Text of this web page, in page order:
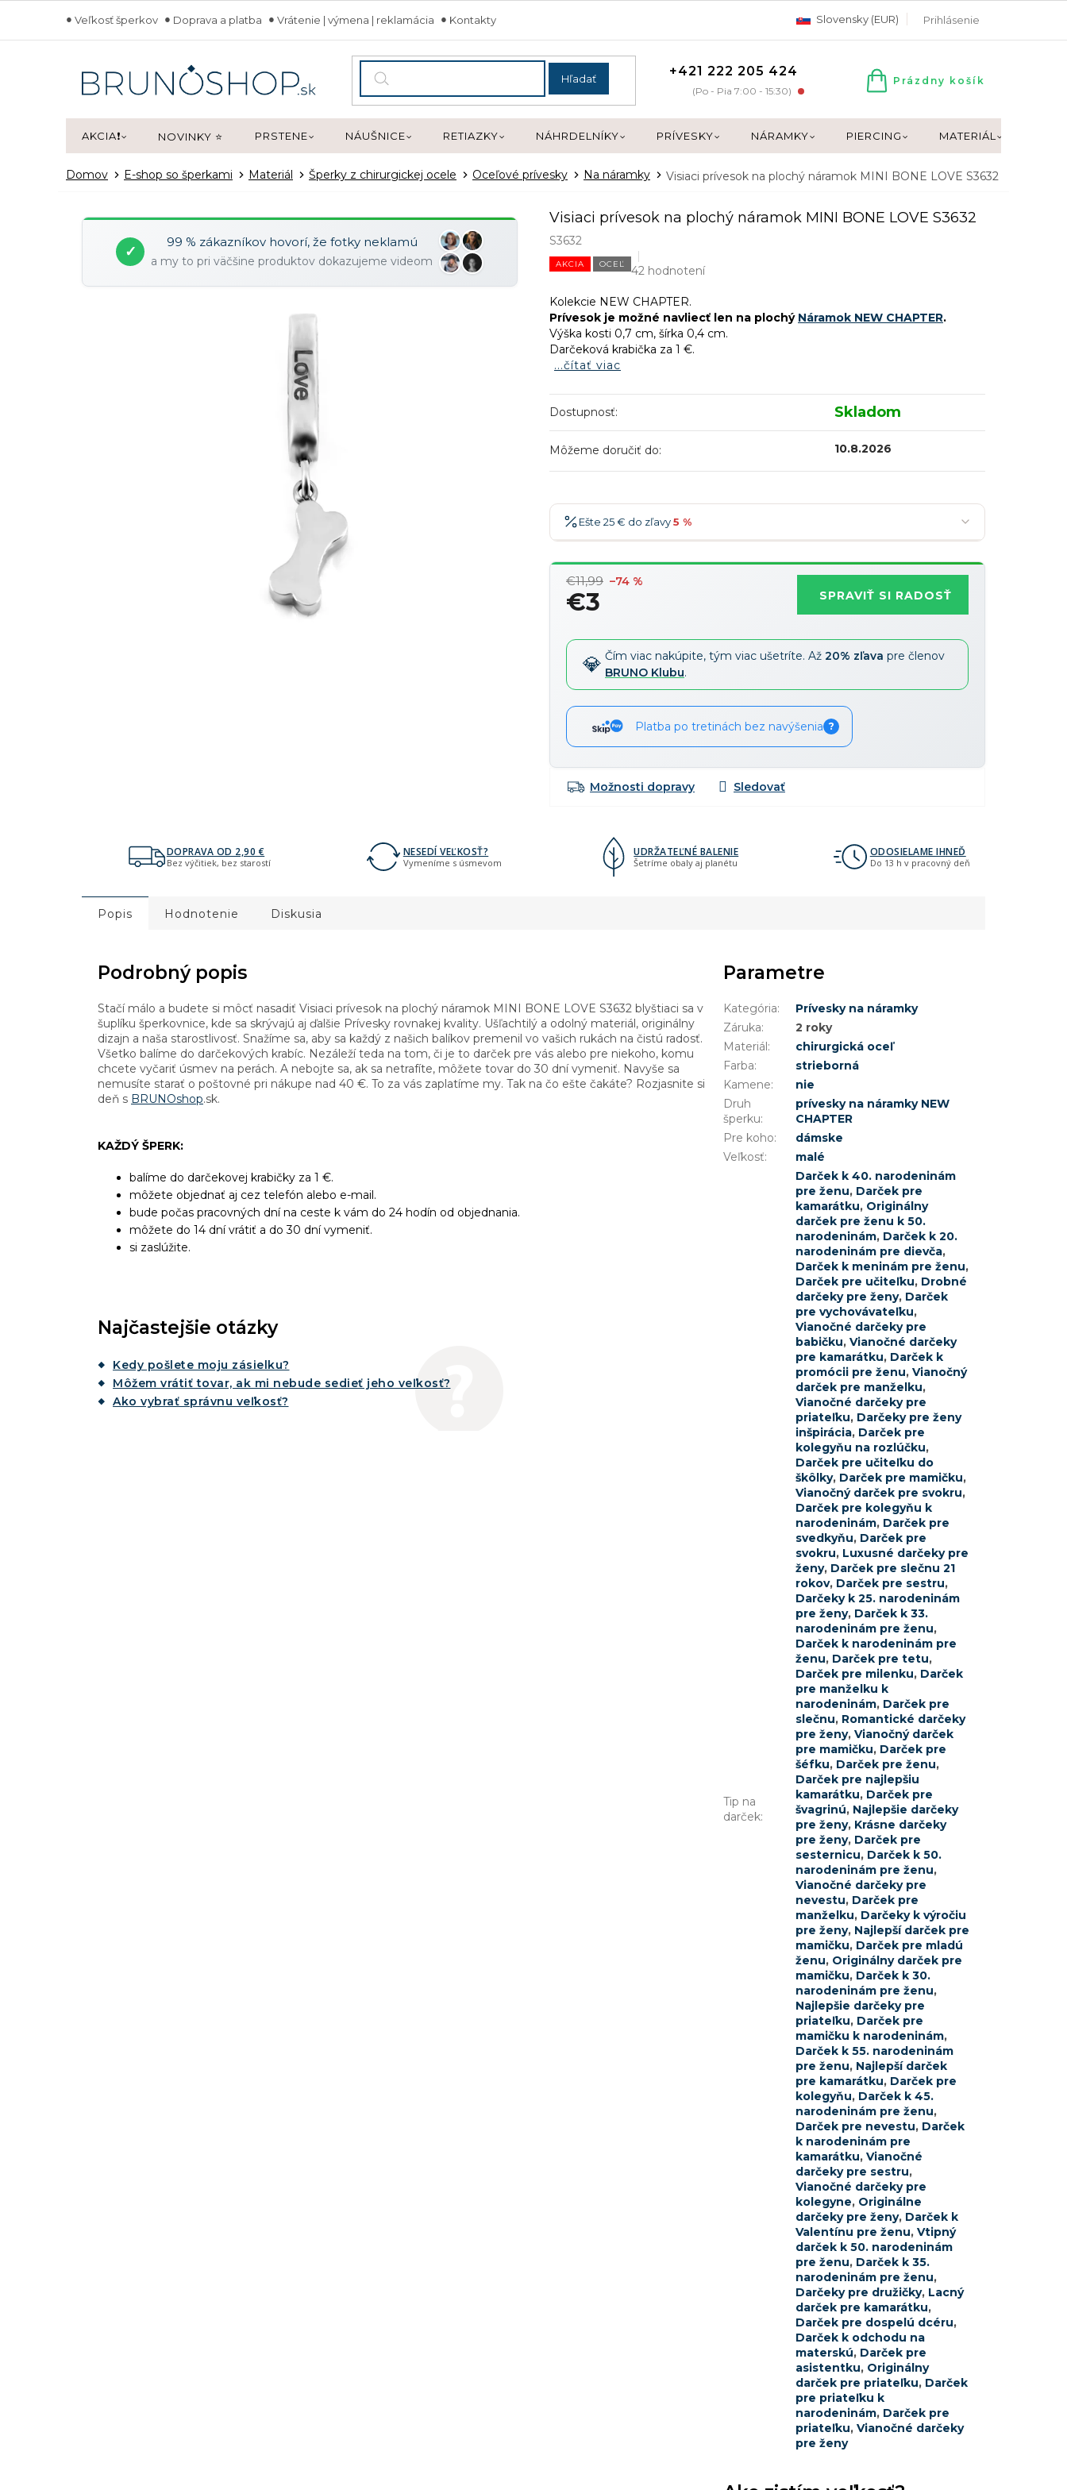
obsah
Veľkosť šperkov Doprava a platba Vrátenie | výmena | reklamácia Kontakty Slovensky (EUR) Prihlásenie
Hľadať +421 222 205 424
(Po - Pia 7:00 - 15:30)
NÁKUPNÝ
Prázdny košík
AKCIA❗ NOVINKY ⭐ PRSTENE NÁUŠNICE RETIAZKY NÁHRDELNÍKY PRÍVESKY NÁRAMKY PIERCING MATERIÁL
Domov E-shop so šperkami Materiál Šperky z chirurgickej ocele Oceľové prívesky Na náramky Visiaci prívesok na plochý náramok MINI BONE LOVE S3632
✓
99 % zákazníkov hovorí, že fotky neklamú
a my to pri väčšine produktov dokazujeme videom
Visiaci prívesok na plochý náramok MINI BONE LOVE S3632
S3632
AKCIA OCEĽ 42 hodnotení
Kolekcie NEW CHAPTER.
Prívesok je možné navliecť len na plochý Náramok NEW CHAPTER.
Výška kosti 0,7 cm, šírka 0,4 cm.
Darčeková krabička za 1 €.
...čítať viac
Dostupnosť: Skladom
Môžeme doručiť do: 10.8.2026
Ešte 25 € do zľavy5 %
36 € →-7 %
Najobľúbenejšia
€11,99 –74 %
€3
cena:
SPRAVIŤ SI RADOSŤ
Čím viac nakúpite, tým viac ušetríte. Až 20% zľava pre členov
BRUNO Klubu.
Platba po tretinách bez navýšenia ?
Možnosti dopravy
DOPRAVA OD 2,90 €
Bez výčitiek, bez starostí
NESEDÍ VEĽKOSŤ?
Vymeníme s úsmevom
UDRŽATEĽNÉ BALENIE
Šetríme obaly aj planétu
ODOSIELAME IHNEĎ
Do 13 h v pracovný deň
Popis Hodnotenie Diskusia
Podrobný popis
Stačí málo a budete si môcť nasadiť Visiaci prívesok na plochý náramok MINI BONE LOVE S3632 blyštiaci sa v
šuplíku šperkovnice, kde sa skrývajú aj ďalšie Prívesky rovnakej kvality. Ušľachtilý a odolný materiál, originálny
dizajn a naša starostlivosť. Snažíme sa, aby sa každý z našich balíkov premenil vo vašich rukách na čistú radosť.
Všetko balíme do darčekových krabíc. Nezáleží teda na tom, či je to darček pre vás alebo pre niekoho, komu
chcete vyčariť úsmev na perách. A nebojte sa, ak sa netrafíte, môžete tovar do 30 dní vymeniť. Navyše sa
nemusíte starať o poštovné pri nákupe nad 40 €. To za vás zaplatíme my. Tak na čo ešte čakáte? Rozjasnite si
deň s BRUNOshop.sk.
KAŽDÝ ŠPERK:
balíme do darčekovej krabičky za 1 €.
môžete objednať aj cez telefón alebo e-mail.
bude počas pracovných dní na ceste k vám do 24 hodín od objednania.
môžete do 14 dní vrátiť a do 30 dní vymeniť.
si zaslúžite.
Najčastejšie otázky
Kedy pošlete moju zásielku?
Môžem vrátiť tovar, ak mi nebude sedieť jeho veľkosť?
Ako vybrať správnu veľkosť?
Parametre
Kategória:
Prívesky na náramky
Záruka:
2 roky
Materiál:
chirurgická oceľ
Farba:
strieborná
Kamene:
nie
Druh
šperku:
prívesky na náramky NEW
CHAPTER
Pre koho:
dámske
Veľkosť: malé
Tip na
darček:
Darček k 40. narodeninám
pre ženu, Darček pre
kamarátku, Originálny
darček pre ženu k 50.
narodeninám, Darček k 20.
narodeninám pre dievča,
Darček k meninám pre ženu,
Darček pre učiteľku, Drobné
darčeky pre ženy, Darček
pre vychovávateľku,
Vianočné darčeky pre
babičku, Vianočné darčeky
pre kamarátku, Darček k
promócii pre ženu, Vianočný
darček pre manželku,
Vianočné darčeky pre
priateľku, Darčeky pre ženy
inšpirácia, Darček pre
kolegyňu na rozlúčku,
Darček pre učiteľku do
škôlky, Darček pre mamičku,
Vianočný darček pre svokru,
Darček pre kolegyňu k
narodeninám, Darček pre
svedkyňu, Darček pre
svokru, Luxusné darčeky pre
ženy, Darček pre slečnu 21
rokov, Darček pre sestru,
Darčeky k 25. narodeninám
pre ženy, Darček k 33.
narodeninám pre ženu,
Darček k narodeninám pre
ženu, Darček pre tetu,
Darček pre milenku, Darček
pre manželku k
narodeninám, Darček pre
slečnu, Romantické darčeky
pre ženy, Vianočný darček
pre mamičku, Darček pre
šéfku, Darček pre ženu,
Darček pre najlepšiu
kamarátku, Darček pre
švagrinú, Najlepšie darčeky
pre ženy, Krásne darčeky
pre ženy, Darček pre
sesternicu, Darček k 50.
narodeninám pre ženu,
Vianočné darčeky pre
nevestu, Darček pre
manželku, Darčeky k výročiu
pre ženy, Najlepší darček pre
mamičku, Darček pre mladú
ženu, Originálny darček pre
mamičku, Darček k 30.
narodeninám pre ženu,
Najlepšie darčeky pre
priateľku, Darček pre
mamičku k narodeninám,
Darček k 55. narodeninám
pre ženu, Najlepší darček
pre kamarátku, Darček pre
kolegyňu, Darček k 45.
narodeninám pre ženu,
Darček pre nevestu, Darček
k narodeninám pre
kamarátku, Vianočné
darčeky pre sestru,
Vianočné darčeky pre
kolegyne, Originálne
darčeky pre ženy, Darček k
Valentínu pre ženu, Vtipný
darček k 50. narodeninám
pre ženu, Darček k 35.
narodeninám pre ženu,
Darčeky pre družičky, Lacný
darček pre kamarátku,
Darček pre dospelú dcéru,
Darček k odchodu na
materskú, Darček pre
asistentku, Originálny
darček pre priateľku, Darček
pre priateľku k
narodeninám, Darček pre
priateľku, Vianočné darčeky
pre ženy